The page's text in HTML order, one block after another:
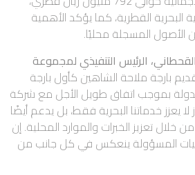
البحرية القطرية، كما يؤكد الأهمية
الأصول المسجلة محليًا.
الرئيس التنفيذي لمجموعة
بارجة ملاحة الشاهين كأول بارجة
بموجب اتفاق طويل الأجل مع شركة
يعزز خدماتنا البحرية فقط، بل يدعم أيضًا
رؤية قطر الوطنية 2030 من خلال تعزيز الخبرات والموارد المحلية. إن
المسؤولة ينعكس في كل جانب من